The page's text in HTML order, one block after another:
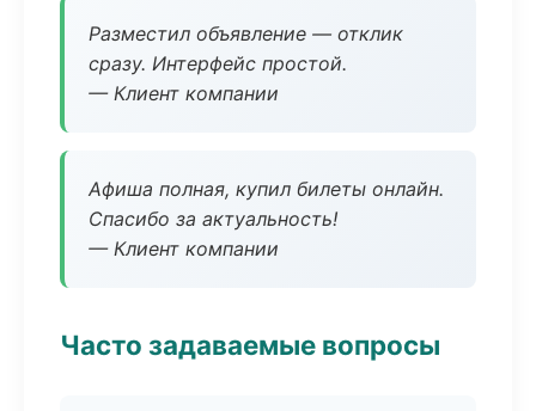
Разместил объявление — отклик
сразу. Интерфейс простой.
— Клиент компании
Афиша полная, купил билеты онлайн.
Спасибо за актуальность!
— Клиент компании
Часто задаваемые вопросы